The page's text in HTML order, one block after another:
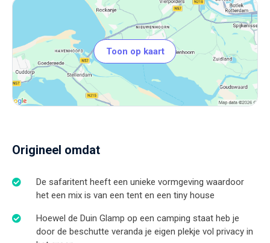
Toon op kaart
Origineel omdat
De safaritent heeft een unieke vormgeving waardoor
het een mix is van een tent en een tiny house
Hoewel de Duin Glamp op een camping staat heb je
door de beschutte veranda je eigen plekje vol privacy in